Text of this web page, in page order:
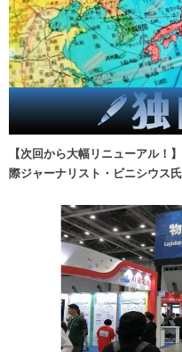
【次回から大幅リニューアル
際ジャーナリスト・ビニシウス氏